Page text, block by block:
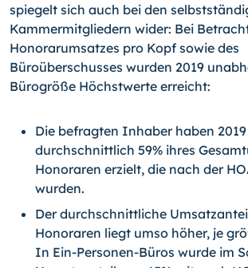
spiegelt sich auch bei den
Kammermitgliedern wider: Bei
Honorarumsatzes pro Kopf sowie des
Büroüberschusses wurden 2019
Bürogröße Höchstwerte erreicht:
Die befragten Inhaber haben 2019
durchschnittlich 59% ihres
Honoraren erzielt, die nach der
wurden.
Der durchschnittliche
Honoraren liegt umso höher, je
In Ein-Personen-Büros wurde im